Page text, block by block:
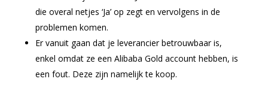
die overal netjes ‘Ja’ op zegt en vervolgens in de
problemen komen.
Er vanuit gaan dat je leverancier betrouwbaar is,
enkel omdat ze een Alibaba Gold account hebben, is
een fout. Deze zijn namelijk te koop.